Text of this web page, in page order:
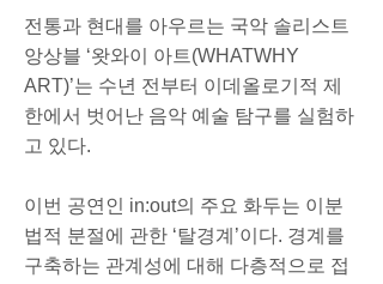
전통과 현대를 아우르는 국악 솔리스트
앙상블 ‘왓와이 아트(WHATWHY
ART)’는 수년 전부터 이데올로기적 제
한에서 벗어난 음악 예술 탐구를 실험하
고 있다.
이번 공연인 in:out의 주요 화두는 이분
법적 분절에 관한 ‘탈경계’이다. 경계를
구축하는 관계성에 대해 다층적으로 접